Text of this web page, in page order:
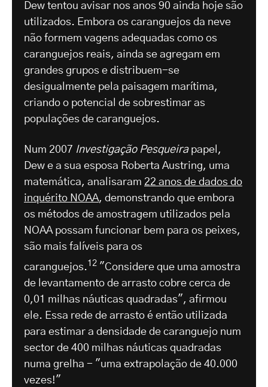
Dew tentou avisar nos anos 90 ainda hoje são
utilizados. Embora os caranguejos da neve
não formem vagens adequadas como os
caranguejos reais, ainda se agregam em
grandes grupos e distribuem-se
desigualmente pela paisagem marítima,
criando o potencial de sobrestimar as
populações de caranguejos.
Num 2007 Investigação Pesqueirapapel,
Dew e a sua esposa Roberta Austring, uma
matemática, analisaram 22 anos de dados do
inquérito NOAA, demonstrando que embora
os métodos de amostragem utilizados pela
NOAA possam funcionar bem para os peixes,
são mais falíveis para os
caranguejos.12 "Considere que uma amostra
de levantamento de arrasto cobre cerca de
0,01 milhas náuticas quadradas", afirmou
ele. Essa rede de arrasto é então utilizada
para estimar a densidade de caranguejo num
sector de 400 milhas náuticas quadradas
numa grelha - "uma extrapolação de 40.000
vezes!"